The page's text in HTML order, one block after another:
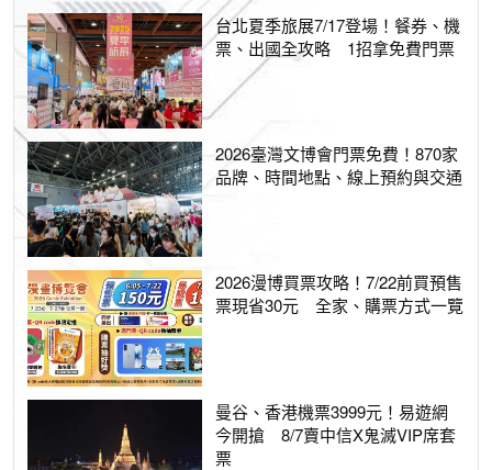
台北夏季旅展7/17登場！餐券、機
票、出國全攻略 1招拿免費門票
2026臺灣文博會門票免費！870家
品牌、時間地點、線上預約與交通
2026漫博買票攻略！7/22前買預售
票現省30元 全家、購票方式一覽
曼谷、香港機票3999元！易遊網
今開搶 8/7賣中信X鬼滅VIP席套
票